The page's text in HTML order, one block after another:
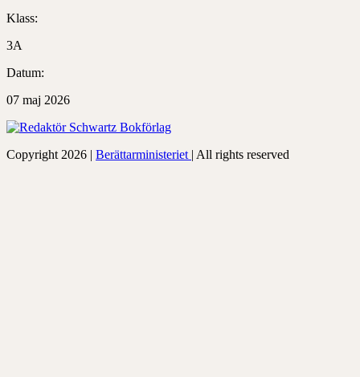
Klass:
3A
Datum:
07 maj 2026
Copyright 2026 | Berättarministeriet | All rights reserved